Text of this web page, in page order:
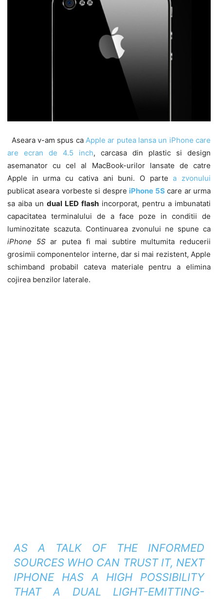
Aseara v-am spus ca Apple ar putea lansa un iPhone care
are ecran de 4.5 inch, carcasa din plastic si design
asemanator cu cel al MacBook-urilor lansate de catre
Apple in urma cu cativa ani buni. O partea zvonului
publicat aseara vorbeste si despre iPhone 5S care ar urma
sa aiba un dual LED flash incorporat, pentru a imbunatati
capacitatea terminalului de a face poze in conditii de
luminozitate scazuta. Continuarea zvonului ne spune ca
iPhone 5Sar putea fi mai subtire multumita reducerii
grosimii componentelor interne, dar si mai rezistent, Apple
schimband probabil cateva materiale pentru a elimina
cojirea benzilor laterale.
AS A TALK OF THE INFORMED
SOURCES WHO CAN TRUST IT, NEXT
IPHONE HAS A HIGH POSSIBILITY
THAT A DUAL LIGHT-EMITTING-